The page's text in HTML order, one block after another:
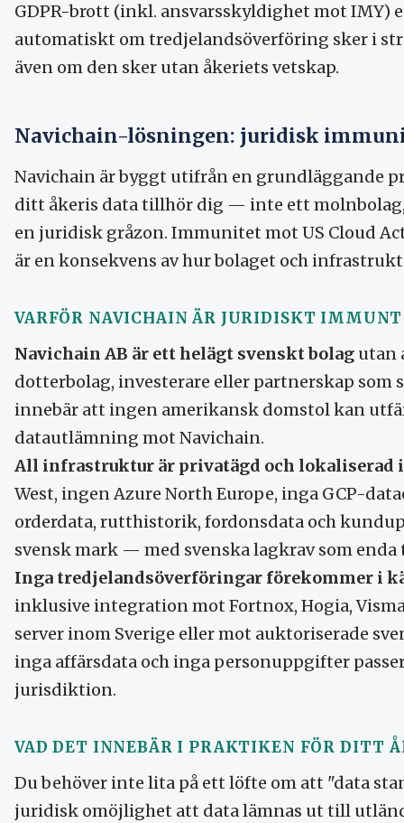
GDPR-brott (inkl. ansvarsskyldighet mot IMY)
automatiskt om tredjelandsöverföring sker i
även om den sker utan åkeriets vetskap.
Navichain-lösningen: juridisk
Navichain är byggt utifrån en grundläggande
ditt åkeris data tillhör dig — inte ett
en juridisk gråzon. Immunitet mot US Cloud
är en konsekvens av hur bolaget och
VARFÖR NAVICHAIN ÄR JURIDISKT IMMUNT
Navichain AB är ett helägt svenskt bolag utan
dotterbolag, investerare eller partnerskap
innebär att ingen amerikansk domstol kan
datautlämning mot Navichain.
All infrastruktur är privatägd och lokaliserad i
West, ingen Azure North Europe, inga GCP-
orderdata, rutthistorik, fordonsdata och
svensk mark — med svenska lagkrav som
Inga tredjelandsöverföringar förekommer i
inklusive integration mot Fortnox, Hogia,
server inom Sverige eller mot auktoriserade
inga affärsdata och inga personuppgifter
jurisdiktion.
VAD DET INNEBÄR I PRAKTIKEN FÖR DITT
Du behöver inte lita på ett löfte om att "data
juridisk omöjlighet att data lämnas ut till